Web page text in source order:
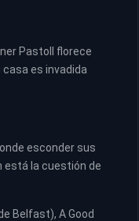
Pastoll florece
es invadida
esconder sus
está la cuestión de
Belfast), A Good